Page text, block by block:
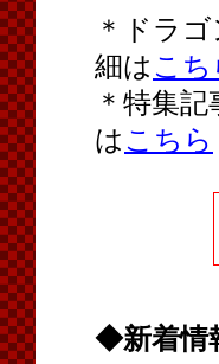
＊ドラ
細はこち
＊特集
はこちら
◆新着